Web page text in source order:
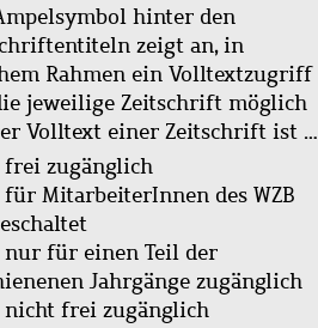
hinter den
zeigt an, in
Rahmen ein Volltextzugriff
jeweilige Zeitschrift möglich
Volltext einer Zeitschrift ist …
frei zugänglich
für MitarbeiterInnen des WZB
nur für einen Teil der
Jahrgänge zugänglich
nicht frei zugänglich